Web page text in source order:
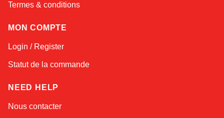
Termes & conditions
MON COMPTE
Login / Register
Statut de la commande
NEED HELP
Nous contacter